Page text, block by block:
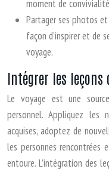
moment de
Partager ses photos
façon d’inspirer et de
voyage.
Intégrer les leçons
Le voyage est une
personnel. Appliquez les
acquises, adoptez de
les personnes rencontrées
entoure. L’intégration des